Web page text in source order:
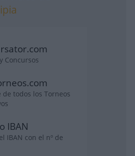
Concursos
de todos los Torneos
IBAN
IBAN con el nº de